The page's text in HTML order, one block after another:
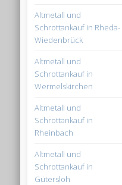
Altmetall und
Schrottankauf in Rheda-
Wiedenbrück
Altmetall und
Schrottankauf in
Wermelskirchen
Altmetall und
Schrottankauf in
Rheinbach
Altmetall und
Schrottankauf in
Gütersloh